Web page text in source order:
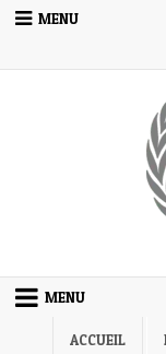
Skip
MENU
MENU
ACCUEIL